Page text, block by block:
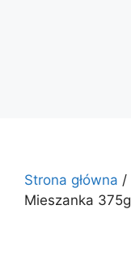
Strona główna /
Mieszanka 375g